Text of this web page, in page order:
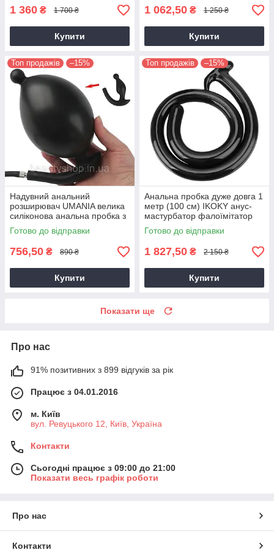
1 360 ₴ 1 700 ₴
Купити
1 062,50 ₴ 1 250 ₴
Купити
Топ продажів –15%
Надувний анальний
розширювач UMANIA велика
силіконова анальна пробка з
насосом чорна
Готово до відправки
756,50 ₴ 890 ₴
Купити
Топ продажів –15%
Анальна пробка дуже довга 1
метр (100 см) IKOKY анус-
мастурбатор фалоїмітатор
масажер простати чорний
Готово до відправки
1 827,50 ₴ 2 150 ₴
Купити
Показати ще
Про нас
91% позитивних з 899 відгуків за рік
Працює з 04.01.2016
м. Київ
вул. Ревуцького 12, Київ, Україна
Контакти
Сьогодні працює з 09:00 до 21:00
Показати весь графік роботи
Про нас
Контакти